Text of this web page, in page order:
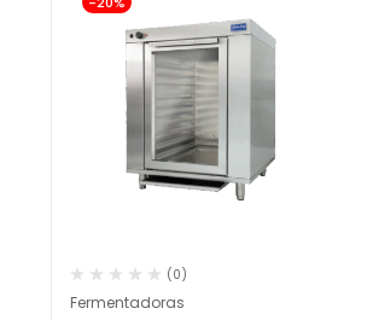
(0)
Fermentadoras